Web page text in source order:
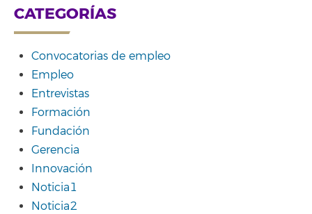
CATEGORÍAS
Convocatorias de empleo
Empleo
Entrevistas
Formación
Fundación
Gerencia
Innovación
Noticia1
Noticia2